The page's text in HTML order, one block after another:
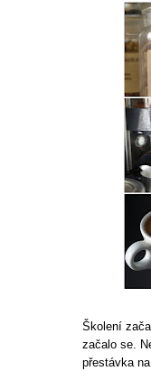
Školení
začalo se.
přestávka